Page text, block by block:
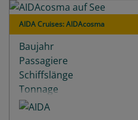
AIDA Cruises: AIDAcosma
Baujahr
Passagiere
Schiffslänge
Tonnage
Decks